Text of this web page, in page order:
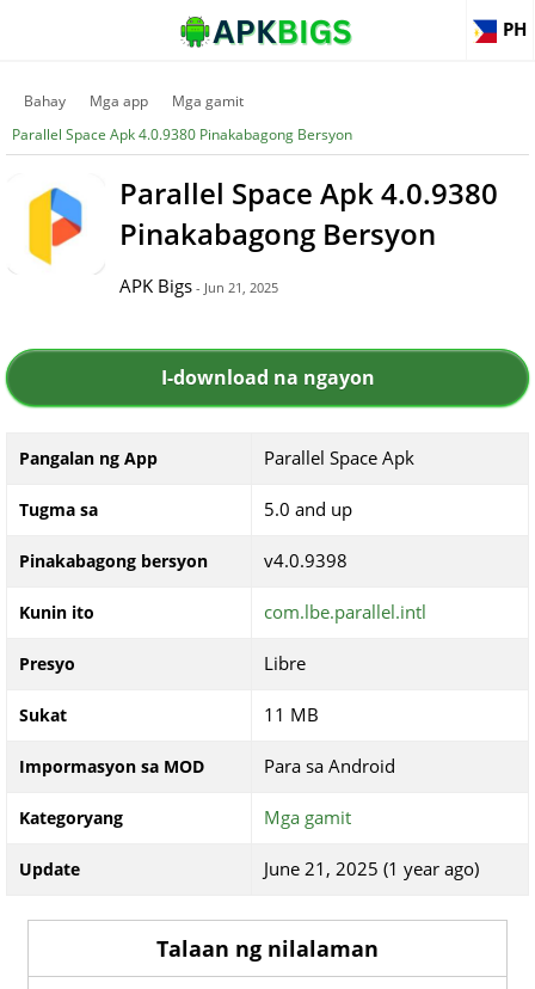
PH
Bahay Mga app
Mga gamit
Parallel Space Apk 4.0.9380 Pinakabagong Bersyon
Parallel Space Apk 4.0.9380
Pinakabagong Bersyon
APK Bigs - Jun 21, 2025
I-download na ngayon
Pangalan ng App Parallel Space Apk
Tugma sa 5.0 and up
Pinakabagong bersyon v4.0.9398
Kunin ito com.lbe.parallel.intl
Presyo Libre
Sukat 11 MB
Impormasyon sa MOD Para sa Android
Kategoryang Mga gamit
Update June 21, 2025 (1 year ago)
Talaan ng nilalaman